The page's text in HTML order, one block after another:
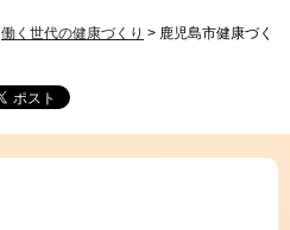
働く世代の健康づくり > 鹿児島市健康づく